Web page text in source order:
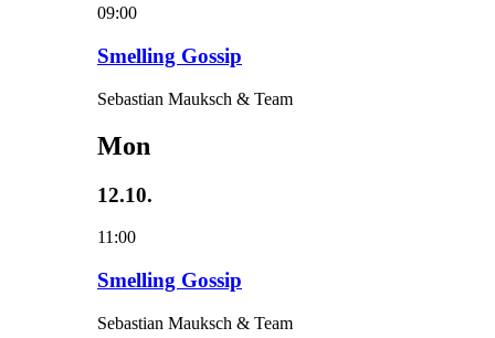
09:00
Smelling Gossip
Sebastian Mauksch & Team
Mon
12.10.
11:00
Smelling Gossip
Sebastian Mauksch & Team